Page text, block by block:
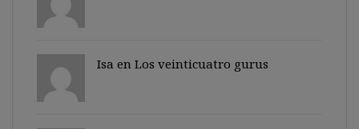
Isa en Los veinticuatro gurus